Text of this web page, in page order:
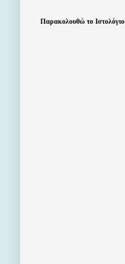
Παρακολουθώ το Ιστολόγιο